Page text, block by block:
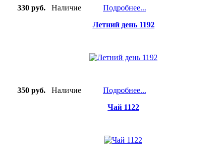
330 руб. Наличие
Подробнее...
Летний день 1192
350 руб. Наличие
Подробнее...
Чай 1122